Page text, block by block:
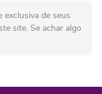
exclusiva de seus
site. Se achar algo